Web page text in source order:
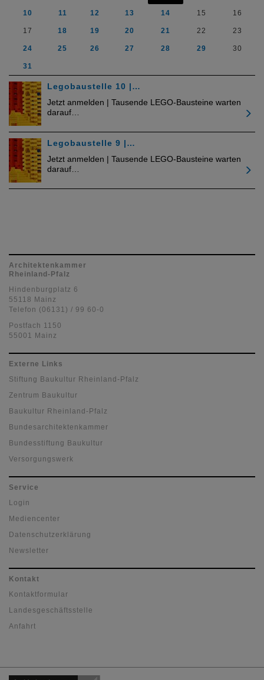
10 11 12 13 14 15 16
17 18 19 20 21 22 23
24 25 26 27 28 29 30
31
Legobaustelle 10 |…
Jetzt anmelden | Tausende LEGO-Bausteine warten
darauf…
Legobaustelle 9 |…
Jetzt anmelden | Tausende LEGO-Bausteine warten
darauf…
Architektenkammer
Rheinland-Pfalz
Hindenburgplatz 6
55118 Mainz
Telefon (06131) / 99 60-0
Postfach 1150
55001 Mainz
Externe Links
Stiftung Baukultur Rheinland-Pfalz
Zentrum Baukultur
Baukultur Rheinland-Pfalz
Bundesarchitektenkammer
Bundesstiftung Baukultur
Versorgungswerk
Service
Login
Mediencenter
Datenschutzerklärung
Newsletter
Kontakt
Kontaktformular
Landesgeschäftsstelle
Anfahrt